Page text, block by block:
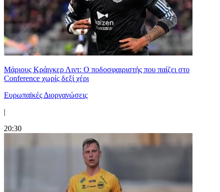
Μάριους Κράιγκερ Λιντ: Ο ποδοσφαιριστής που παίζει στο
Conference χωρίς δεξί χέρι
Ευρωπαϊκές Διοργανώσεις
|
20:30